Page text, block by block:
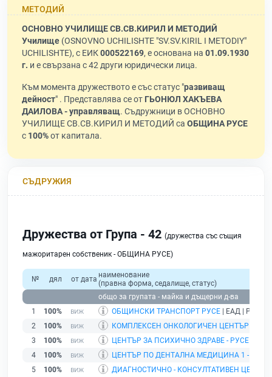
МЕТОДИЙ
ОСНОВНО УЧИЛИЩЕ СВ.СВ.КИРИЛ И МЕТОДИЙ
Училище (OSNOVNO UCHILISHTE "SV.SV.KIRIL I METODIY"
UCHILISHTE), с ЕИК000522169, е основана на 01.09.1930
г. и е свързана с 42 други юридически лица.
Към момента дружеството е със статус "развиващ
дейност" . Представлява се от ГЬОНЮЛ ХАКЪЕВА
ДАИЛОВА - управляващ. Съдружници в ОСНОВНО
УЧИЛИЩЕ СВ.СВ.КИРИЛ И МЕТОДИЙ са ОБЩИНА РУСЕ
с 100%от капитала.
СЪДРУЖИЯ
Дружества от Група - 42 (дружества със същия
мажоритарен собственик - ОБЩИНА РУСЕ)
№ дял от дата наименование
(правна форма, седалище, статус)
общо за групата - майка и дъщерни д-ва
1
100% ОБЩИНСКИ ТРАНСПОРТ РУСЕ | ЕАД | Русе |
2
100%
КОМПЛЕКСЕН ОНКОЛОГИЧЕН ЦЕНТЪР -
3
100% ЦЕНТЪР ЗА ПСИХИЧНО ЗДРАВЕ - РУСЕ
4
100% ЦЕНТЪР ПО ДЕНТАЛНА МЕДИЦИНА 1 - РУСЕ
5
100%
ДИАГНОСТИЧНО - КОНСУЛТАТИВЕН ЦЕНТЪР